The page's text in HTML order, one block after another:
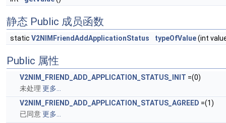
静态 Public 成员函数
static V2NIMFriendAddApplicationStatus typeOfValue(int
Public 属性
V2NIM_FRIEND_ADD_APPLICATION_STATUS_INIT =(0)
未处理 更多...
V2NIM_FRIEND_ADD_APPLICATION_STATUS_AGREED =(1)
已同意更多...